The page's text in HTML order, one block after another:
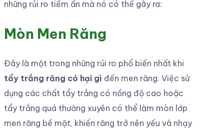
những rủi ro tiềm ẩn mà nó có thể gây ra:
Mòn Men Răng
Đây là một trong những rủi ro phổ biến nhất khi
tẩy trắng răng có hại gì đến men răng. Việc sử
dụng các chất tẩy trắng có nồng độ cao hoặc
tẩy trắng quá thường xuyên có thể làm mòn lớp
men răng bề mặt, khiến răng trở nên yếu và nhạy